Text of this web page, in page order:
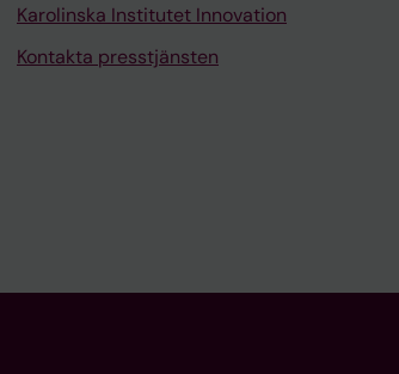
Karolinska Institutet Innovation
Kontakta presstjänsten